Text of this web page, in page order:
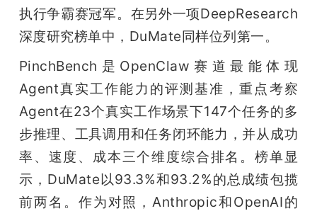
开
课
活
动
中
执行争霸赛冠军。在另外一项DeepResearch
深度研究榜单中，DuMate同样位列第一。
PinchBench是OpenClaw赛道最能体现
Agent真实工作能力的评测基准，重点考察
Agent在23个真实工作场景下147个任务的多
步推理、工具调用和任务闭环能力，并从成功
率、速度、成本三个维度综合排名。榜单显
示，DuMate以93.3%和93.2%的总成绩包揽
前两名。作为对照，Anthropic和OpenAI的